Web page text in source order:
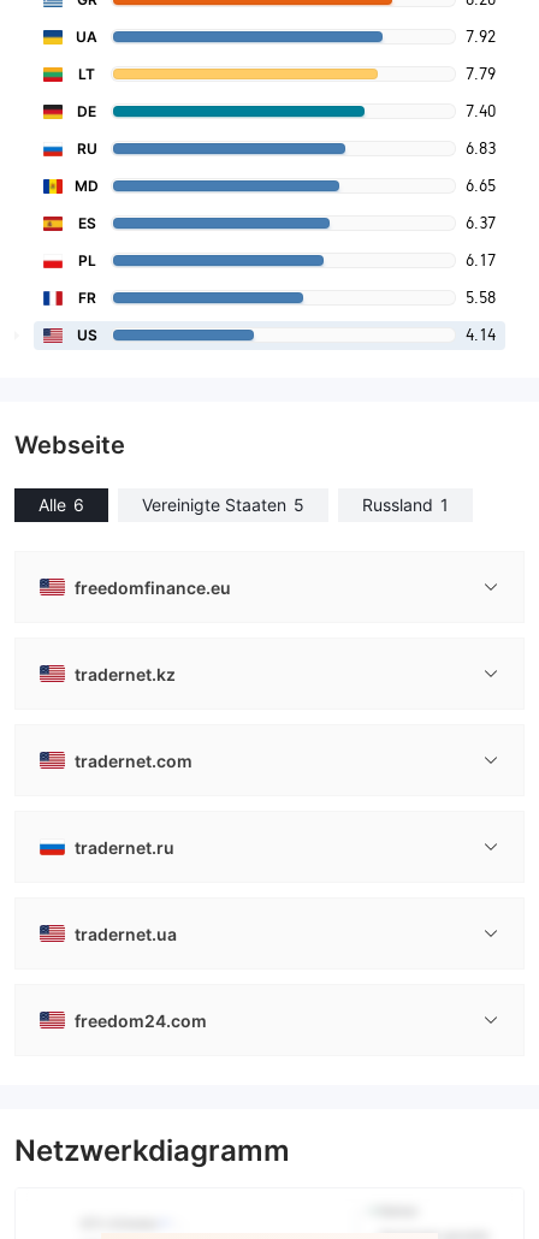
UA 7.92
LT 7.79
DE 7.40
RU 6.83
MD 6.65
ES 6.37
PL 6.17
FR 5.58
US 4.14
Webseite
Alle 6 Vereinigte Staaten 5 Russland 1
freedomfinance.eu
tradernet.kz
tradernet.com
tradernet.ru
tradernet.ua
freedom24.com
Netzwerkdiagramm